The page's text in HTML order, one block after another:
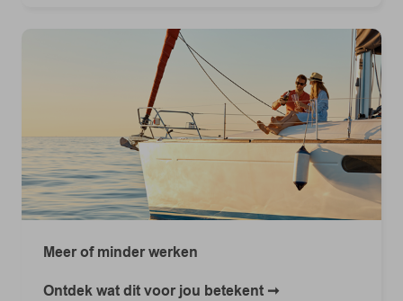
Meer of minder werken
Ontdek wat dit voor jou betekent